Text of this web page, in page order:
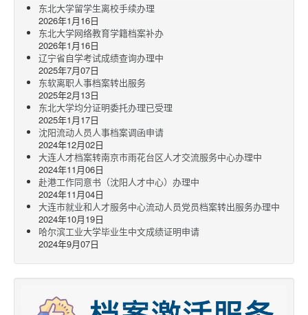
东北大学留学生离校手续办理
2026年1月16日
东北大学网络教育学籍档案补办
2026年1月16日
辽宁省自学考试成绩查询办理中
2025年7月07日
东软离职人事档案转出服务
2025年2月13日
东北大学均分证明委托办理已受理
2025年1月17日
沈阳流动人员人事档案调函申请
2024年12月02日
大连人才档案转南京市雨花台区人才交流服务中心办理中
2024年11月06日
赴港工作同意书（沈阳人才中心）办理中
2024年11月04日
大连市就业和人才服务中心流动人员党员档案转出服务办理中
2024年10月19日
哈尔滨工业大学毕业生中文成绩证明申请
2024年9月07日